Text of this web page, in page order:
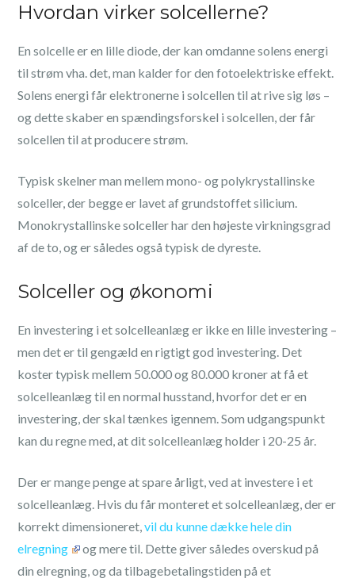
Hvordan virker solcellerne?
En solcelle er en lille diode, der kan omdanne solens energi
til strøm vha. det, man kalder for den fotoelektriske effekt.
Solens energi får elektronerne i solcellen til at rive sig løs –
og dette skaber en spændingsforskel i solcellen, der får
solcellen til at producere strøm.
Typisk skelner man mellem mono- og polykrystallinske
solceller, der begge er lavet af grundstoffet silicium.
Monokrystallinske solceller har den højeste virkningsgrad
af de to, og er således også typisk de dyreste.
Solceller og økonomi
En investering i et solcelleanlæg er ikke en lille investering –
men det er til gengæld en rigtigt god investering. Det
koster typisk mellem 50.000 og 80.000 kroner at få et
solcelleanlæg til en normal husstand, hvorfor det er en
investering, der skal tænkes igennem. Som udgangspunkt
kan du regne med, at dit solcelleanlæg holder i 20-25 år.
Der er mange penge at spare årligt, ved at investere i et
solcelleanlæg. Hvis du får monteret et solcelleanlæg, der er
korrekt dimensioneret,vil du kunne dække hele din
elregning
og mere til. Dette giver således overskud på
din elregning, og da tilbagebetalingstiden på et